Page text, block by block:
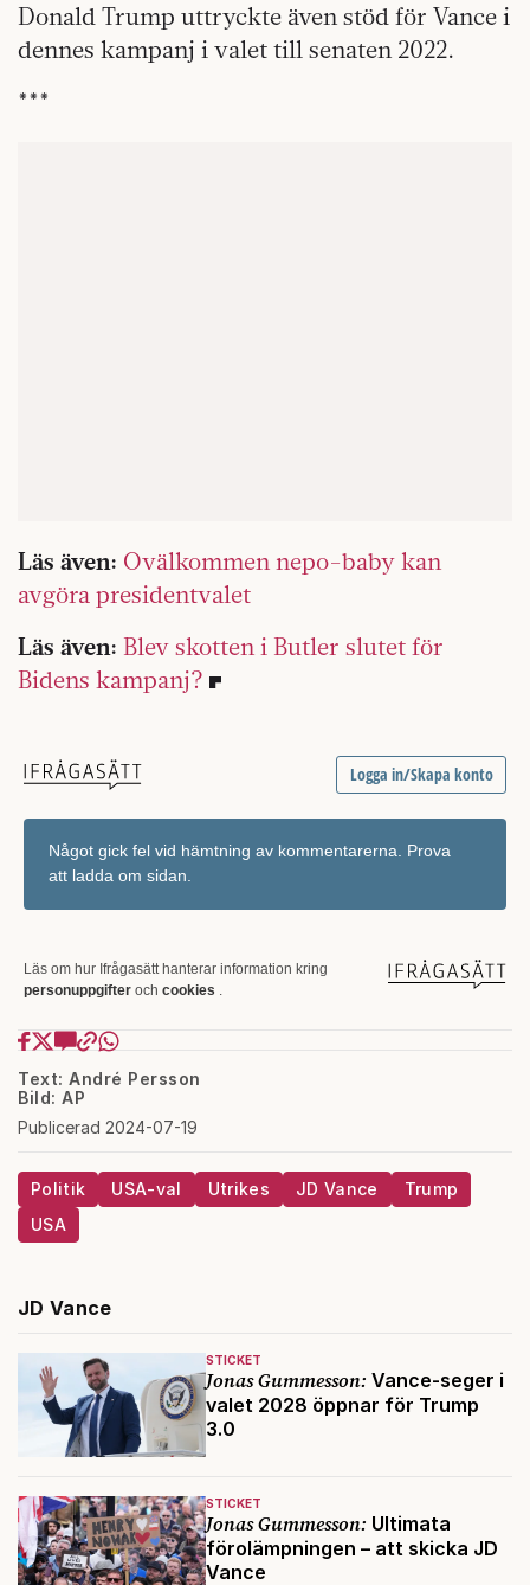
Donald Trump uttryckte även stöd för Vance i
dennes kampanj i valet till senaten 2022.
***
Läs även: Ovälkommen nepo-baby kan
avgöra presidentvalet
Läs även: Blev skotten i Butler slutet för
Bidens kampanj?
Text: André Persson
Bild: AP
Publicerad 2024-07-19
Politik USA-val Utrikes JD Vance
Trump
USA
JD Vance
STICKET
Jonas Gummesson: Vance-seger i
valet 2028 öppnar för Trump
3.0
STICKET
Jonas Gummesson: Ultimata
förolämpningen – att skicka JD
Vance